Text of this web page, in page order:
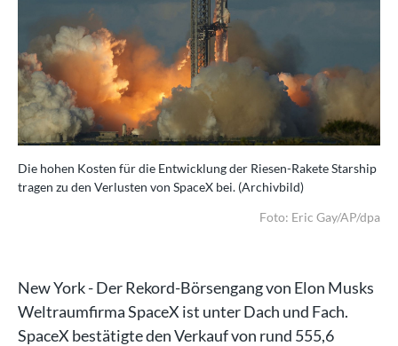
Die hohen Kosten für die Entwicklung der Riesen-Rakete Starship
tragen zu den Verlusten von SpaceX bei. (Archivbild)
Foto: Eric Gay/AP/dpa
New York - Der Rekord-Börsengang von Elon Musks
Weltraumfirma SpaceX ist unter Dach und Fach.
SpaceX bestätigte den Verkauf von rund 555,6